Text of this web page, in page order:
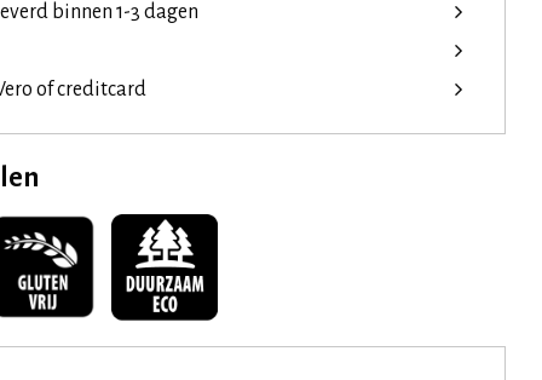
binnen 1-3 dagen
of creditcard